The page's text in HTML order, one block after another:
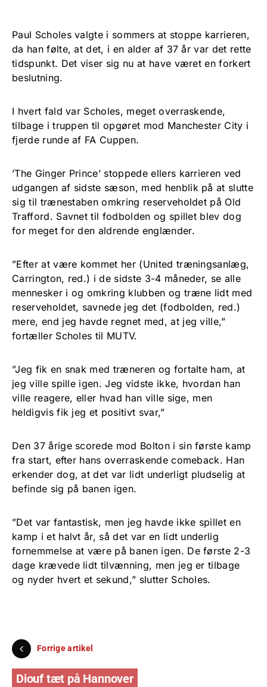
Paul Scholes valgte i sommers at stoppe karrieren,
da han følte, at det, i en alder af 37 år var det rette
tidspunkt. Det viser sig nu at have været en forkert
beslutning.
I hvert fald var Scholes, meget overraskende,
tilbage i truppen til opgøret mod Manchester City i
fjerde runde af FA Cuppen.
’The Ginger Prince’ stoppede ellers karrieren ved
udgangen af sidste sæson, med henblik på at slutte
sig til trænestaben omkring reserveholdet på Old
Trafford. Savnet til fodbolden og spillet blev dog
for meget for den aldrende englænder.
”Efter at være kommet her (United træningsanlæg,
Carrington, red.) i de sidste 3-4 måneder, se alle
mennesker i og omkring klubben og træne lidt med
reserveholdet, savnede jeg det (fodbolden, red.)
mere, end jeg havde regnet med, at jeg ville,”
fortæller Scholes til MUTV.
”Jeg fik en snak med træneren og fortalte ham, at
jeg ville spille igen. Jeg vidste ikke, hvordan han
ville reagere, eller hvad han ville sige, men
heldigvis fik jeg et positivt svar,”
Den 37 årige scorede mod Bolton i sin første kamp
fra start, efter hans overraskende comeback. Han
erkender dog, at det var lidt underligt pludselig at
befinde sig på banen igen.
”Det var fantastisk, men jeg havde ikke spillet en
kamp i et halvt år, så det var en lidt underlig
fornemmelse at være på banen igen. De første 2-3
dage krævede lidt tilvænning, men jeg er tilbage
og nyder hvert et sekund,” slutter Scholes.
Forrige artikel
Diouf tæt på Hannover